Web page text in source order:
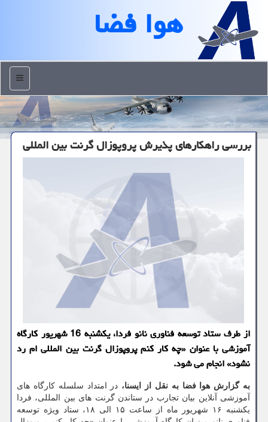
هوا فضا
منو
بررسی راهكارهای پذیرش پروپوزال گرنت بین المللی
از طرف ستاد توسعه فناوری نانو فردا، یكشنبه 16 شهریور كارگاه
آموزشی با عنوان «چه كار كنم پروپوزال گرنت بین المللی ام رد
نشود» انجام می شود.
به گزارش هوا فضا به نقل از ایسنا، در امتداد سلسله کارگاه های
آموزشی آنلاین بیان تجارب در ستاندن گرنت های بین المللی، فردا
یکشنبه ۱۶ شهریور ماه از ساعت ۱۵ الی ۱۸، ستاد ویژه توسعه